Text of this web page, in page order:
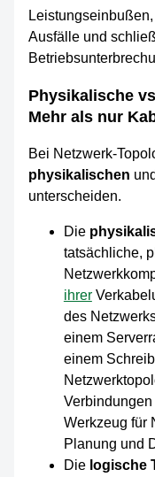
Ausfälle und
Physikalische
Mehr als nur
Bei Netzwerk-
physikalischen
unterscheiden.
Die
tatsächliche,
ihrer
des
einem
einem
Werkzeug für
Planung und
Die logische